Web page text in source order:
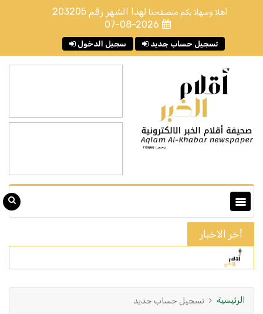
أهلا وسهلا بكم متصفحنا لهذا الشهر رقم 203205
07-08-2026
سجيل الدخول تسجيل حساب جديد
أخر الاخبار
الرئيسية تسجيل حساب جديد